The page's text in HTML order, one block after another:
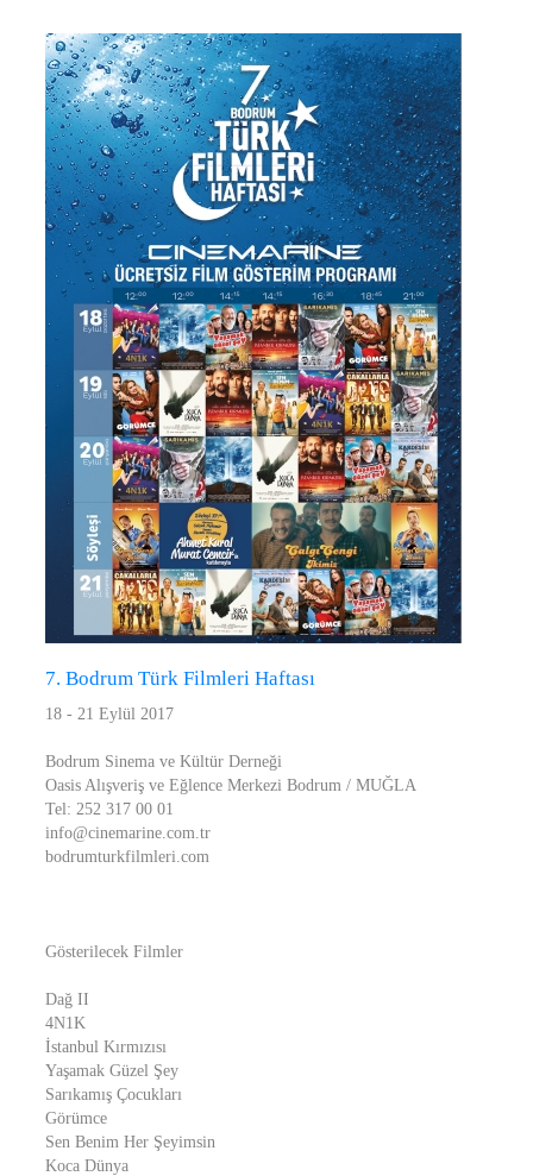
7. Bodrum Türk Filmleri Haftası
18 - 21 Eylül 2017
Bodrum Sinema ve Kültür Derneği
Oasis Alışveriş ve Eğlence Merkezi Bodrum / MUĞLA
Tel: 252 317 00 01
info@cinemarine.com.tr
bodrumturkfilmleri.com
Gösterilecek Filmler
Dağ II
4N1K
İstanbul Kırmızısı
Yaşamak Güzel Şey
Sarıkamış Çocukları
Görümce
Sen Benim Her Şeyimsin
Koca Dünya